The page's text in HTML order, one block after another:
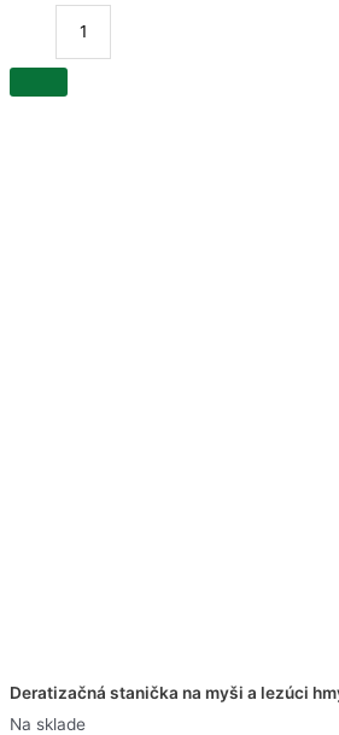
kovová
na
Deratizačná stanička na myši a lezúci
Na sklade